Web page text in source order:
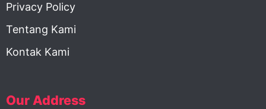
Privacy Policy
Tentang Kami
Kontak Kami
Our Address